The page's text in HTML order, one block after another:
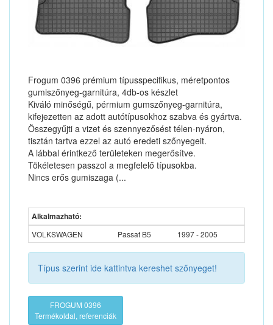
Frogum 0396 prémium típusspecifikus, méretpontos
gumiszőnyeg-garnitúra, 4db-os készlet
Kiváló minőségű, pérmium gumszőnyeg-garnitúra,
kifejezetten az adott autótípusokhoz szabva és gyártva.
Összegyűjti a vizet és szennyezősést télen-nyáron,
tisztán tartva ezzel az autó eredeti szőnyegeit.
A lábbal érintkező területeken megerősítve.
Tökéletesen passzol a megfelelő típusokba.
Nincs erős gumiszaga (...
Alkalmazható:
VOLKSWAGEN Passat B5 1997 - 2005
Típus szerint ide kattintva kereshet szőnyeget!
FROGUM 0396
Termékoldal, referenciák